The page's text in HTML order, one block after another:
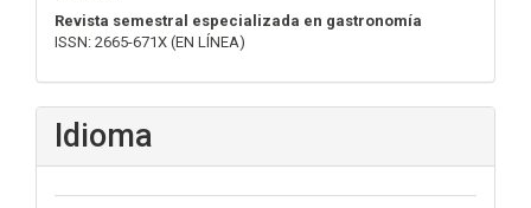
Revista semestral especializada en gastronomía
ISSN: 2665-671X (EN LÍNEA)
Idioma